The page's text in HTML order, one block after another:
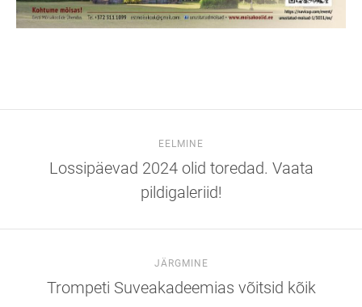
EELMINE
Lossipäevad 2024 olid toredad. Vaata
pildigaleriid!
JÄRGMINE
Trompeti Suveakadeemias võitsid kõik